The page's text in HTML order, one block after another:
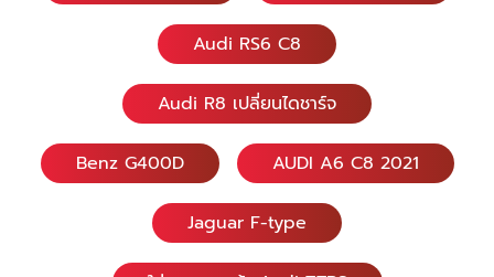
Audi RS6 C8
Audi R8 เปลี่ยนไดชาร์จ
Benz G400D AUDI A6 C8 2021
Jaguar F-type